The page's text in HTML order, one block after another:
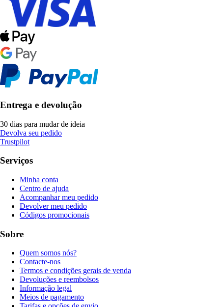
Entrega e devolução
30 dias para mudar de ideia
Devolva seu pedido
Trustpilot
Serviços
Minha conta
Centro de ajuda
Acompanhar meu pedido
Devolver meu pedido
Códigos promocionais
Sobre
Quem somos nós?
Contacte-nos
Termos e condições gerais de venda
Devoluções e reembolsos
Informação legal
Meios de pagamento